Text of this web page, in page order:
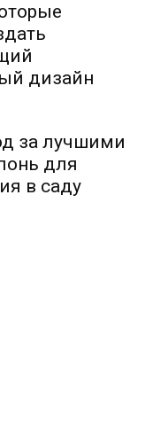
дизайн
за лучшими
для
в саду